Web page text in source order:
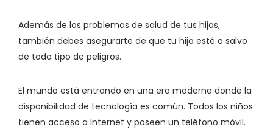
Además de los problemas de salud de tus hijas,
también debes asegurarte de que tu hija esté a salvo
de todo tipo de peligros.
El mundo está entrando en una era moderna donde la
disponibilidad de tecnología es común. Todos los niños
tienen acceso a Internet y poseen un teléfono móvil.